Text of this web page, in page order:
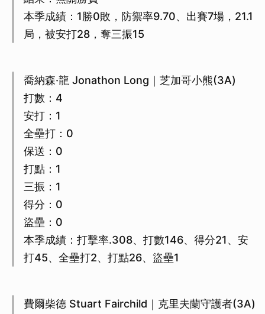
本季成績：1勝0敗，防禦率9.70、出賽7場，21.1
局，被安打28，奪三振15
喬納森·龍 Jonathon Long｜芝加哥小熊(3A)
打數：4
安打：1
全壘打：0
保送：0
打點：1
三振：1
得分：0
盜壘：0
本季成績：打擊率.308、打數146、得分21、安
打45、全壘打2、打點26、盜壘1
費爾柴德 Stuart Fairchild｜克里夫蘭守護者(3A)